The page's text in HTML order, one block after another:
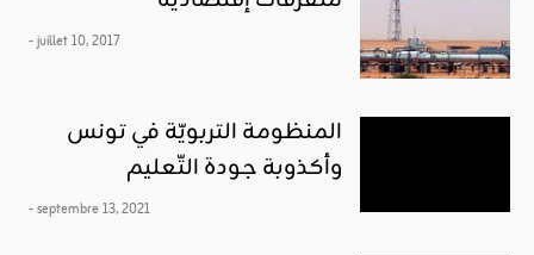
- juillet 10, 2017
المنظومة التربويّة في تونس
وأكذوبة جودة التّعليم
- septembre 13, 2021